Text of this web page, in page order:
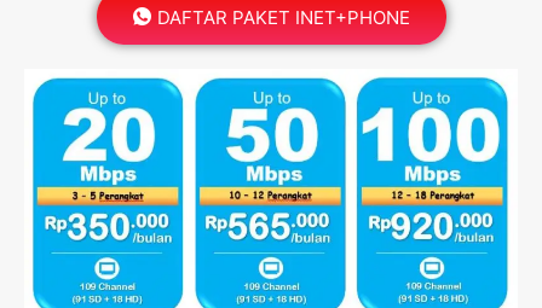
DAFTAR PAKET INET+PHONE